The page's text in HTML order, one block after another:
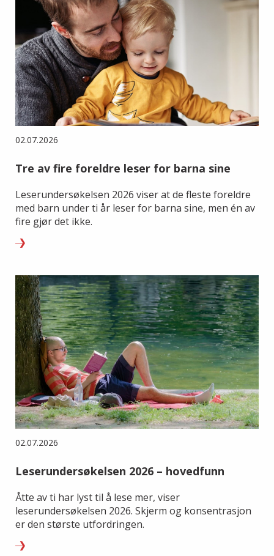
02.07.2026
Tre av fire foreldre leser for barna sine
Leserundersøkelsen 2026 viser at de fleste foreldre
med barn under ti år leser for barna sine, men én av
fire gjør det ikke.
02.07.2026
Leserundersøkelsen 2026 – hovedfunn
Åtte av ti har lyst til å lese mer, viser
leserundersøkelsen 2026. Skjerm og konsentrasjon
er den største utfordringen.